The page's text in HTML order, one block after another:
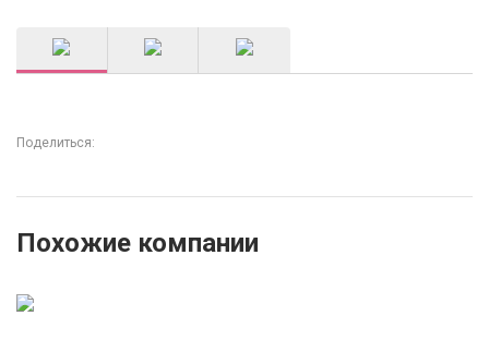
Поделиться:
Похожие компании